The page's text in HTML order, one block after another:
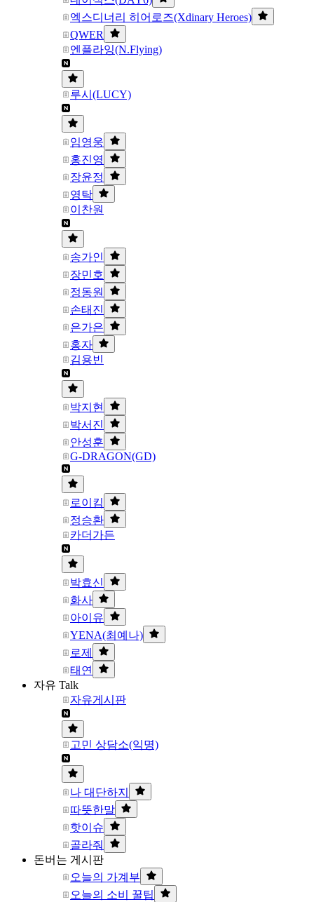
엑스디너리 히어로즈(Xdinary Heroes)
QWER
엔플라잉(N.Flying)
루시(LUCY)
임영웅
홍진영
장윤정
영탁
이찬원
송가인
장민호
정동원
손태진
은가은
홍자
김용빈
박지현
박서진
안성훈
G-DRAGON(GD)
로이킴
정승환
카더가든
박효신
화사
아이유
YENA(최예나)
로제
태연
자유 Talk
자유게시판
고민 상담소(익명)
나 대단하지
따뜻한말
핫이슈
골라줘
돈버는 게시판
오늘의 가계부
오늘의 소비 꿀팁